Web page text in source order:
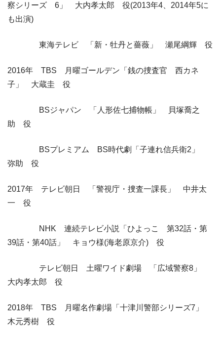
察シリーズ 6」 大内孝太郎 役(2013年4、2014年5に
も出演)
東海テレビ 「新・牡丹と薔薇」 瀬尾綱輝 役
2016年 TBS 月曜ゴールデン「銭の捜査官 西カネ
子」 大蔵圭 役
BSジャパン 「人形佐七捕物帳」 貝塚喬之
助 役
BSプレミアム BS時代劇「子連れ信兵衛2」
弥助 役
2017年 テレビ朝日 「警視庁・捜査一課長」 中井太
一 役
NHK 連続テレビ小説「ひよっこ 第32話・第
39話・第40話」 キョウ様(海老原京介) 役
テレビ朝日 土曜ワイド劇場 「広域警察8」
大内孝太郎 役
2018年 TBS 月曜名作劇場「十津川警部シリーズ7」
木元秀樹 役